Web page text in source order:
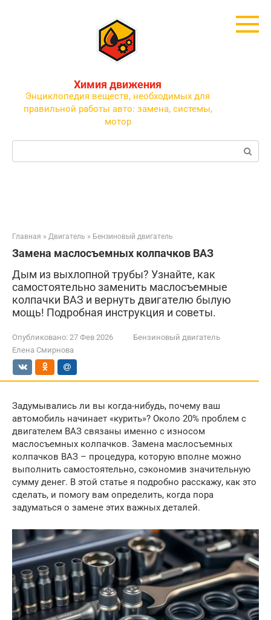
Химия движения
Энциклопедия веществ, необходимых для
правильной работы авто: замена, системы,
мотор
Поиск:
Главная » Двигатель » Бензиновый двигатель
Замена маслосъемных колпачков ВАЗ
Дым из выхлопной трубы? Узнайте, как
самостоятельно заменить маслосъемные
колпачки ВАЗ и вернуть двигателю былую
мощь! Подробная инструкция и советы.
Опубликовано: 27 Фев 2026
Бензиновый двигатель
Елена Смирнова
Задумывались ли вы когда-нибудь, почему ваш
автомобиль начинает «курить»? Около 20% проблем с
двигателем ВАЗ связаны именно с износом
маслосъемных колпачков. Замена маслосъемных
колпачков ВАЗ – процедура, которую вполне можно
выполнить самостоятельно, сэкономив значительную
сумму денег. В этой статье я подробно расскажу, как это
сделать, и помогу вам определить, когда пора
задуматься о замене этих важных деталей.